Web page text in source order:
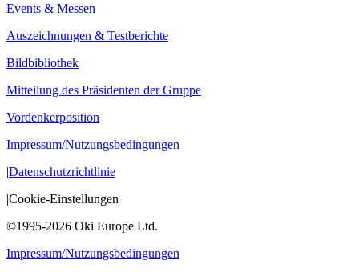
Events & Messen
Auszeichnungen & Testberichte
Bildbibliothek
Mitteilung des Präsidenten der Gruppe
Vordenkerposition
Impressum/Nutzungsbedingungen
|Datenschutzrichtlinie
|Cookie-Einstellungen
©1995-2026 Oki Europe Ltd.
Impressum/Nutzungsbedingungen